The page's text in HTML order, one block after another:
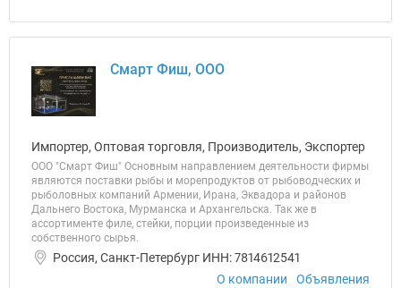
Смарт Фиш, ООО
Импортер, Оптовая торговля, Производитель, Экспортер
ООО "Смарт Фиш" Основным направлением деятельности фирмы
являются поставки рыбы и морепродуктов от рыбоводческих и
рыболовных компаний Армении, Ирана, Эквадора и районов
Дальнего Востока, Мурманска и Архангельска. Так же в
ассортименте филе, стейки, порции произведенные из
собственного сырья.
Россия, Санкт-Петербург ИНН: 7814612541
О компании
Объявления